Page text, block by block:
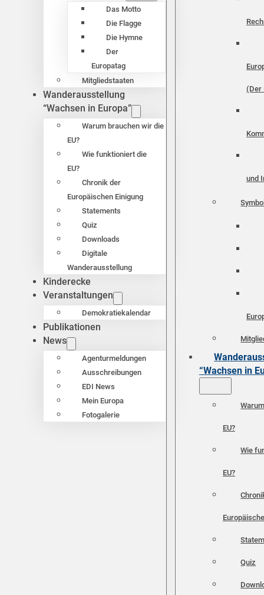
Das Motto
Die Flagge
Die Hymne
Der
Europatag
Mitgliedstaaten
Wanderausstellung
“Wachsen in Europa”
Warum brauchen wir die
EU?
Wie funktioniert die
EU?
Chronik der
Europäischen Einigung
Statements
Quiz
Downloads
Digitale
Wanderausstellung
Kinderecke
Veranstaltungen
Demokratiekalendar
Publikationen
News
Agenturmeldungen
Ausschreibungen
EDI News
Mein Europa
Fotogalerie
(Der
und
“Wachsen in
EU?
Wie
EU?
Quiz